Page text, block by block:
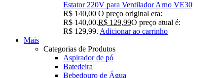
Estator 220V para Ventilador Arno VE30
R$140,00 O preço original era:
R$ 140,00.R$ 129,99O preço atual é:
R$ 129,99. Adicionar ao carrinho
Mais
Categorias de Produtos
Aspirador de pó
Batedeira
Bebedouro de Água